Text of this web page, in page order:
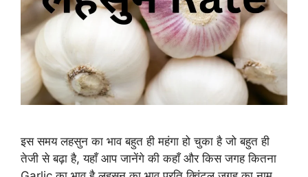
इस समय लहसुन का भाव बहुत ही महंगा हो चुका है जो बहुत ही
तेजी से बढ़ा है, यहाँ आप जानेंगे की कहाँ और किस जगह कितना